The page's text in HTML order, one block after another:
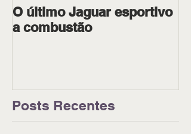
O último Jaguar esportivo
a combustão
Posts Recentes